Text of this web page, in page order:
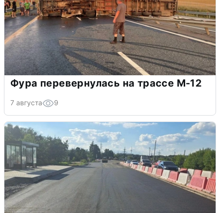
Фура перевернулась на трассе М-12
7 августа 9